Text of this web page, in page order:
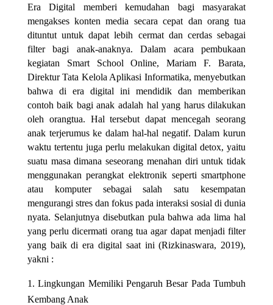
Era Digital memberi kemudahan bagi masyarakat
mengakses konten media secara cepat dan orang tua
dituntut untuk dapat lebih cermat dan cerdas sebagai
filter bagi anak-anaknya. Dalam acara pembukaan
kegiatan Smart School Online, Mariam F. Barata,
Direktur Tata Kelola Aplikasi Informatika, menyebutkan
bahwa di era digital ini mendidik dan memberikan
contoh baik bagi anak adalah hal yang harus dilakukan
oleh orangtua. Hal tersebut dapat mencegah seorang
anak terjerumus ke dalam hal-hal negatif. Dalam kurun
waktu tertentu juga perlu melakukan digital detox, yaitu
suatu masa dimana seseorang menahan diri untuk tidak
menggunakan perangkat elektronik seperti smartphone
atau komputer sebagai salah satu kesempatan
mengurangi stres dan fokus pada interaksi sosial di dunia
nyata. Selanjutnya disebutkan pula bahwa ada lima hal
yang perlu dicermati orang tua agar dapat menjadi filter
yang baik di era digital saat ini (Rizkinaswara, 2019),
yakni :
Lingkungan Memiliki Pengaruh Besar Pada Tumbuh
Kembang Anak